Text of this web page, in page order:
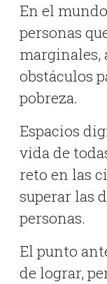
En el
personas
marginales,
obstáculos
pobreza.
Espacios
vida de
reto en las
superar las
personas.
El punto
de lograr,